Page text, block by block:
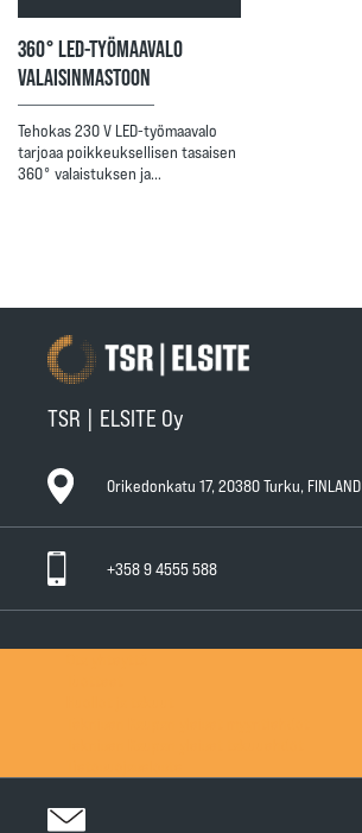
360° LED-TYÖMAAVALO
VALAISINMASTOON
Tehokas 230 V LED-työmaavalo
tarjoaa poikkeuksellisen tasaisen
360° valaistuksen ja…
TSR | ELSITE Oy
Orikedonkatu 17, 20380 Turku, FINLAND
+358 9 4555 588